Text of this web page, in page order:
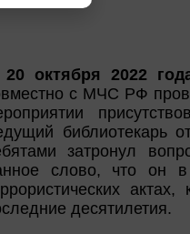
20 октября 2022
с МЧС РФ
библиотекарь
затронул
слово, что он
десятилетия.